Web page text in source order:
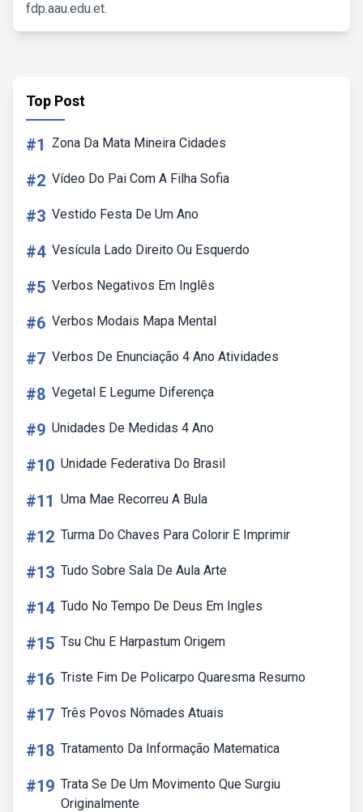
fdp.aau.edu.et.
Top Post
#1 Zona Da Mata Mineira Cidades
#2 Vídeo Do Pai Com A Filha Sofia
#3 Vestido Festa De Um Ano
#4 Vesícula Lado Direito Ou Esquerdo
#5 Verbos Negativos Em Inglês
#6 Verbos Modais Mapa Mental
#7 Verbos De Enunciação 4 Ano Atividades
#8 Vegetal E Legume Diferença
#9 Unidades De Medidas 4 Ano
#10 Unidade Federativa Do Brasil
#11 Uma Mae Recorreu A Bula
#12 Turma Do Chaves Para Colorir E Imprimir
#13 Tudo Sobre Sala De Aula Arte
#14 Tudo No Tempo De Deus Em Ingles
#15 Tsu Chu E Harpastum Origem
#16 Triste Fim De Policarpo Quaresma Resumo
#17 Três Povos Nômades Atuais
#18 Tratamento Da Informação Matematica
#19 Trata Se De Um Movimento Que Surgiu
Originalmente